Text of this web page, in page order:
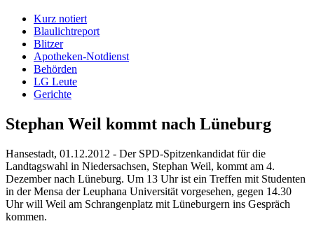
Kurz notiert
Blaulichtreport
Blitzer
Apotheken-Notdienst
Behörden
LG Leute
Gerichte
Stephan Weil kommt nach Lüneburg
Hansestadt, 01.12.2012 - Der SPD-Spitzenkandidat für die
Landtagswahl in Niedersachsen, Stephan Weil, kommt am 4.
Dezember nach Lüneburg. Um 13 Uhr ist ein Treffen mit Studenten
in der Mensa der Leuphana Universität vorgesehen, gegen 14.30
Uhr will Weil am Schrangenplatz mit Lüneburgern ins Gespräch
kommen.